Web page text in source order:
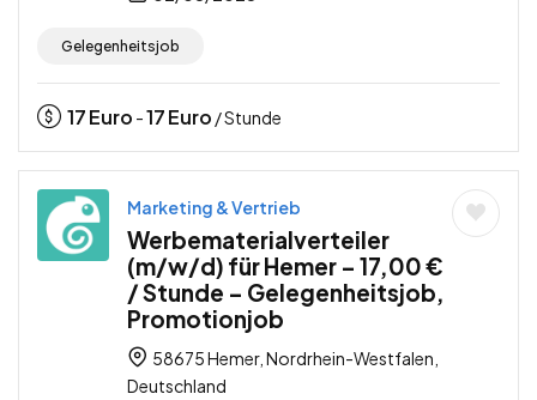
Gelegenheitsjob
17Euro -17Euro / Stunde
Marketing & Vertrieb
Werbematerialverteiler
(m/w/d) für Hemer – 17,00 €
/ Stunde – Gelegenheitsjob,
Promotionjob
58675 Hemer, Nordrhein-Westfalen,
Deutschland